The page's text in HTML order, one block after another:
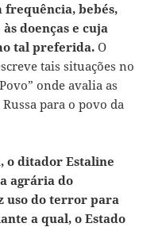
frequência, bebés,
doenças e cuja
tal preferida. O
tais situações no
onde avalia as
para o povo da
, o ditador Estaline
agrária do
uso do terror para
a qual, o Estado